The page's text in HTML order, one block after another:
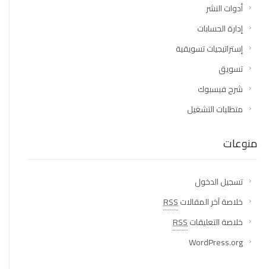
أدوات النشر
إدارة الحسابات
إستراتيجيات تسويقية
تسويق
شرح فيسبوك
متطلبات التشغيل
منوعات
تسجيل الدخول
خلاصة آخر المقالاتRSS
خلاصة التعليقاتRSS
WordPress.org